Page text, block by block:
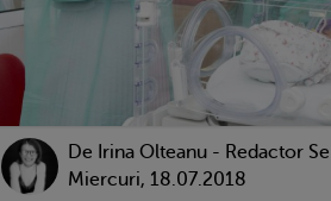
De Irina Olteanu - Redactor
Miercuri, 18.07.2018